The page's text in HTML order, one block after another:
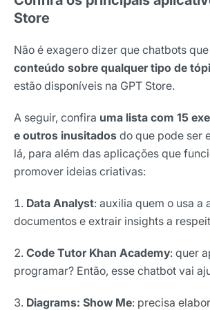
Store
Não é exagero dizer que chatbots que
conteúdo sobre qualquer tipo de
estão disponíveis na GPT Store.
A seguir, confira uma lista com 15
e outros inusitados do que pode ser
lá, para além das aplicações que
promover ideias criativas:
Data Analyst: auxilia quem o usa a
documentos e extrair insights a
Code Tutor Khan Academy: quer
programar? Então, esse chatbot vai
Diagrams: Show Me: precisa